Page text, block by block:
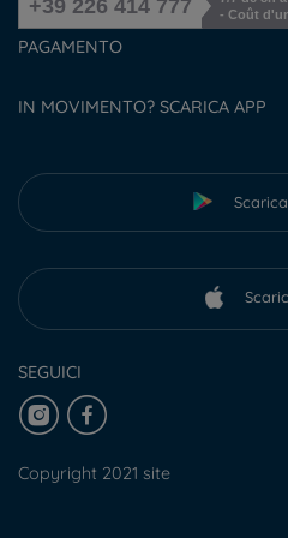
+39 226 414 777
- Coût
PAGAMENTO
IN MOVIMENTO? SCARICA APP
SEGUICI
Copyright 2021 site